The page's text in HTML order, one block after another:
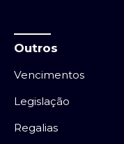
Outros
Vencimentos
Legislação
Regalias